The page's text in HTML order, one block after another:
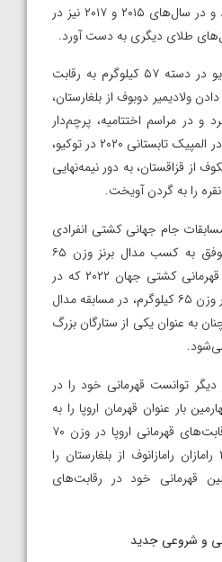
۲۰۱۴ در تاشکند کسب کرد و در سال‌های ۲۰۱۵ و ۲۰۱۷ نیز در
طلای دیگری به دست آورد.
علی‌یف در المپیک ۲۰۱۶ ریو در دسته ۵۷ کیلوگرم به رقابت
دوبوف از بلغارستان،
و در مراسم اختتامیه، پرچم‌دار
آذربایجان بود. او همچنین در المپیک تابستانی ۲۰۲۰ در توکیو،
از قزاقستان، به دور نیمه‌نهایی
را به گردن آویخت.
در مسابقات جام جهانی کشتی انفرادی
در بلگراد، صربستان نیز موفق به کسب مدال برنز وزن ۶۵
کیلوگرم شد. در مسابقات قهرمانی کشتی جهان ۲۰۲۲ که در
بلگراد برگزار شد، علی‌اف در وزن ۶۵ کیلوگرم، در مسابقه مدال
به عنوان یکی از ستارگان بزرگ
بار دیگر توانست قهرمانی خود را در
بار عنوان قهرمان اروپا را به
دست آورد. او در فینال رقابت‌های قهرمانی اروپا در وزن ۷۰
کیلوگرم، با نتیجه ۱۰ بر ۳ رامازان رامازانوف از بلغارستان را
قهرمانی خود در رقابت‌های
و شروعی جدید